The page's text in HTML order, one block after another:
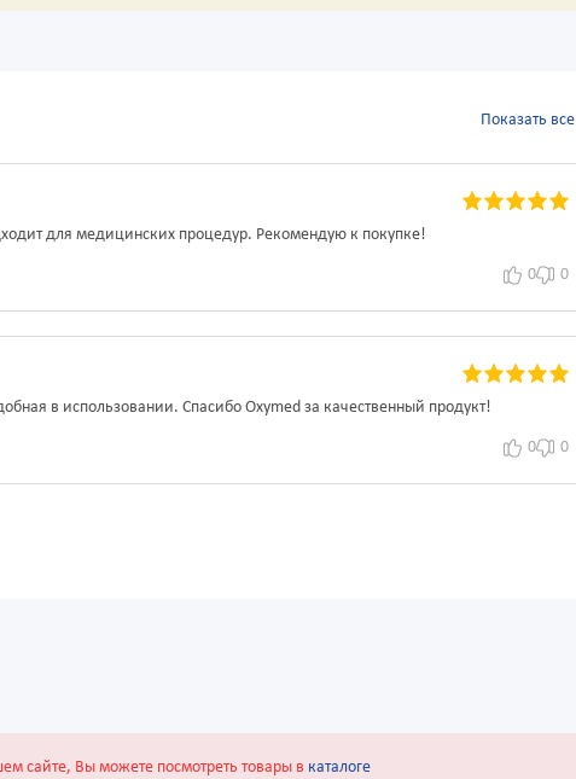
Показать все
для медицинских процедур. Рекомендую к покупке!
0 0
в использовании. Спасибо Oxymed за качественный продукт!
0 0
сайте, Вы можете посмотреть товары в каталоге